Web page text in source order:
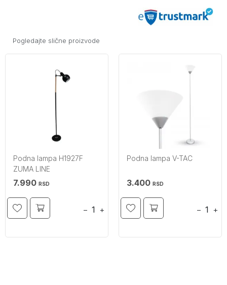
Pogledajte slične proizvode
Podna lampa H1927F
ZUMA LINE
7.990 RSD
− +
Podna lampa V-TAC
3.400 RSD
− +